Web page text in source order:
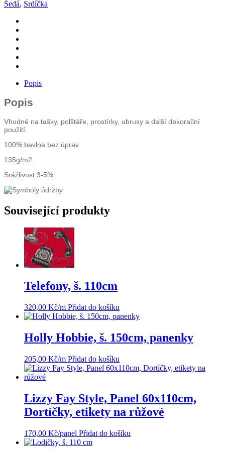
Šedá, Srdíčka
Popis
Popis
Vhodné na tašky, polštáře, prostírky, ubrusy a další dekorační
použití.
100% bavlna bez úprav.
135g/m2.
Srážlivost 3-5%.
Související produkty
Telefony, š. 110cm
320,00 Kč/m Přidat do košíku
Holly Hobbie, š. 150cm, panenky
205,00 Kč/m Přidat do košíku
Lizzy Fay Style, Panel 60x110cm,
Dortíčky, etikety na růžové
170,00 Kč/panel Přidat do košíku